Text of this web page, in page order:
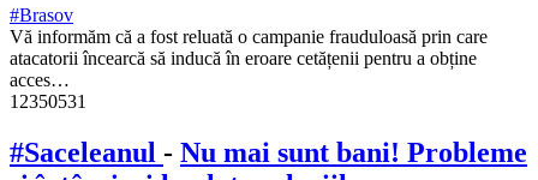
#Brasov
Vă informăm că a fost reluată o campanie frauduloasă prin care
atacatorii încearcă să inducă în eroare cetățenii pentru a obține
acces…
12350531
#Saceleanul - Nu mai sunt bani! Probleme